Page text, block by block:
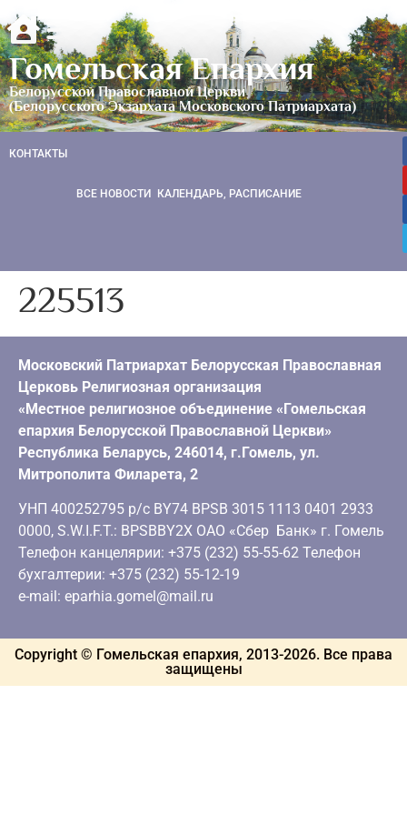
Гомельская Епархия
Белорусской Православной Церкви
(Белорусского Экзархата Московского Патриархата)
КОНТАКТЫ
ВСЕ НОВОСТИ КАЛЕНДАРЬ, РАСПИСАНИЕ
225513
Московский Патриархат Белорусская Православная
Церковь Религиозная организация
«Местное религиозное объединение «Гомельская
епархия Белорусской Православной Церкви»
Республика Беларусь, 246014, г.Гомель, ул.
Митрополита Филарета, 2
УНП 400252795 р/с BY74 BPSB 3015 1113 0401 2933
0000, S.W.I.F.T.: BPSBBY2X ОАО «Сбер Банк» г. Гомель
Телефон канцелярии: +375 (232) 55-55-62 Телефон
бухгалтерии: +375 (232) 55-12-19
e-mail: eparhia.gomel@mail.ru
Copyright © Гомельская епархия, 2013-2026. Все права
защищены